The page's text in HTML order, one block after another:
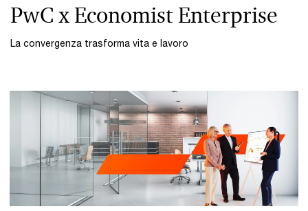
PwC x Economist Enterprise
La convergenza trasforma vita e lavoro